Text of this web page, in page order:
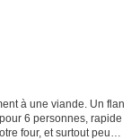
à une viande. Un flan
6 personnes, rapide
four, et surtout peu